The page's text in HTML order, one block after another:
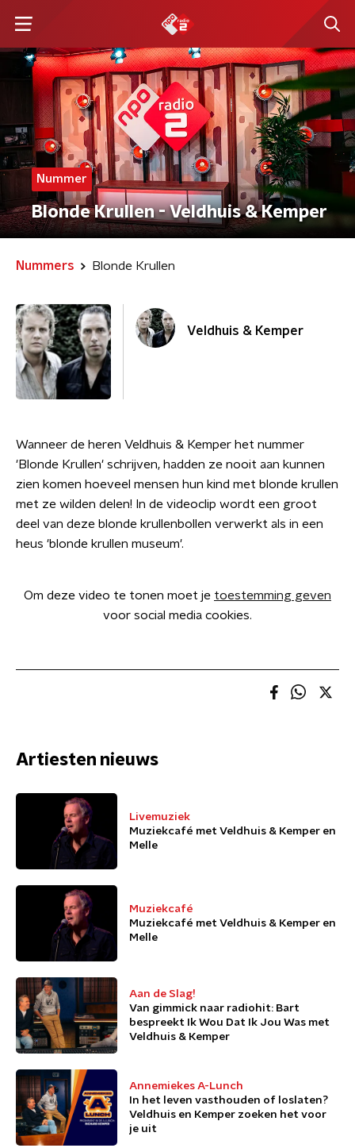
Nummer
Blonde Krullen - Veldhuis & Kemper
Nummers Blonde Krullen
Veldhuis & Kemper
Wanneer de heren Veldhuis & Kemper het nummer
'Blonde Krullen' schrijven, hadden ze nooit aan kunnen
zien komen hoeveel mensen hun kind met blonde krullen
met ze wilden delen! In de videoclip wordt een groot
deel van deze blonde krullenbollen verwerkt als in een
heus 'blonde krullen museum'.
Om deze video te tonen moet je toestemming geven
voor social media cookies.
Artiesten nieuws
Livemuziek
Muziekcafé met Veldhuis & Kemper en
Melle
Muziekcafé
Muziekcafé met Veldhuis & Kemper en
Melle
Aan de Slag!
Van gimmick naar radiohit: Bart
bespreekt Ik Wou Dat Ik Jou Was met
Veldhuis & Kemper
Annemiekes A-Lunch
In het leven vasthouden of loslaten?
Veldhuis en Kemper zoeken het voor
je uit